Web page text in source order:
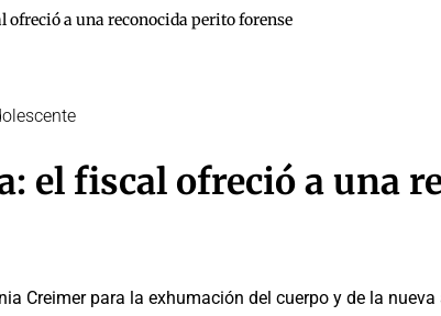
ofreció a una reconocida perito forense
el fiscal ofreció a una
Creimer para la exhumación del cuerpo y de la